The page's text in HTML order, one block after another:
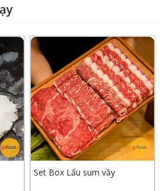
Set Box Lẩu sum vầy